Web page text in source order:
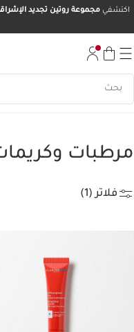
اكتشفيمجموعة روتين تجديد الإشراقة
مرطبات
فلاتر (1)